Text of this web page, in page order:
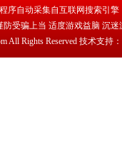
序自动采集自互联网搜索引
受骗上当 适度游戏益脑 沉
All Rights Reserved 技术支持：